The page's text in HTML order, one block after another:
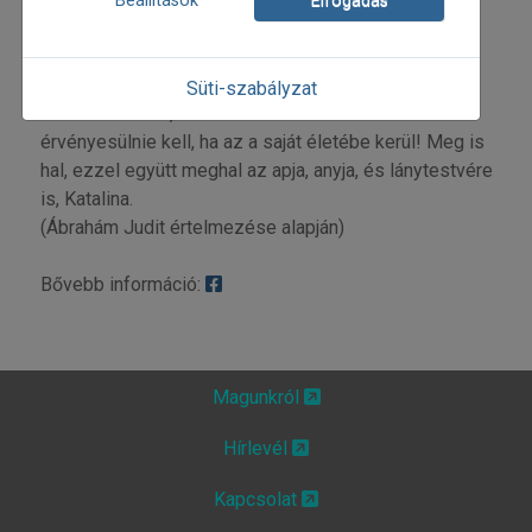
segítségre szoruló koldussal szemben, avagy csak
akkor lennének könyörületesek, ha kiderül, hogy a
kolduló testvérpár hozzátartozó, azaz önös érdektől
érvényesülnie kell, ha az a saját életébe kerül! Meg is
hal, ezzel együtt meghal az apja, anyja, és lánytestvére
is, Katalina.
(Ábrahám Judit értelmezése alapján)
Bővebb információ:
Süti-szabályzat
Magunkról
Hírlevél
Kapcsolat